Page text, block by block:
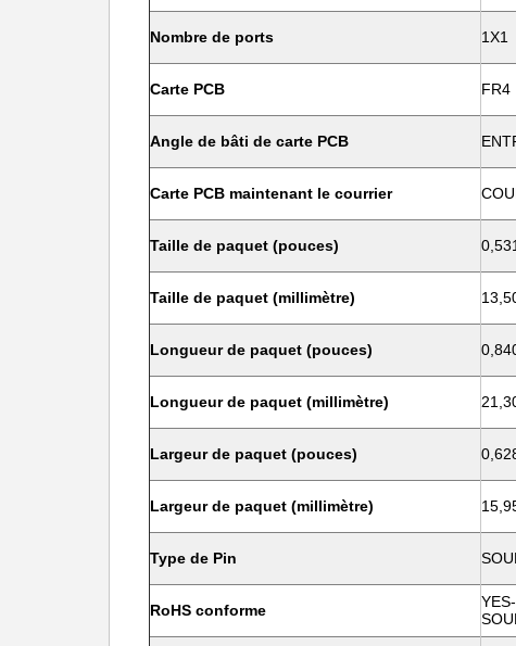
Nombre de ports 1X1
Carte PCB FR4
Angle de bâti de carte PCB
Carte PCB maintenant le courrier
Taille de paquet (pouces) 0,531
Taille de paquet (millimètre)
Longueur de paquet (pouces)
Longueur de paquet (millimètre)
Largeur de paquet (pouces)
Largeur de paquet (millimètre)
Type de Pin
RoHS conforme